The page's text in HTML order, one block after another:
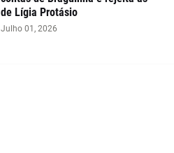
de Lígia Protásio
Julho 01, 2026